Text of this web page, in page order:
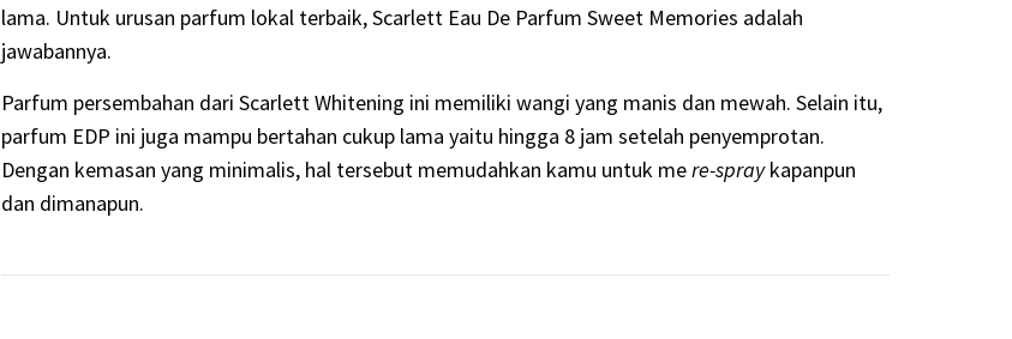
lama. Untuk urusan parfum lokal terbaik, Scarlett Eau De Parfum Sweet Memories adalah
jawabannya.
Parfum persembahan dari Scarlett Whitening ini memiliki wangi yang manis dan mewah. Selain itu,
parfum EDP ini juga mampu bertahan cukup lama yaitu hingga 8 jam setelah penyemprotan.
Dengan kemasan yang minimalis, hal tersebut memudahkan kamu untuk mere-spraykapanpun
dan dimanapun.